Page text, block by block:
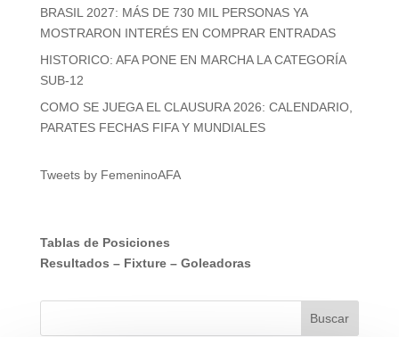
BRASIL 2027: MÁS DE 730 MIL PERSONAS YA
MOSTRARON INTERÉS EN COMPRAR ENTRADAS
HISTORICO: AFA PONE EN MARCHA LA CATEGORÍA
SUB-12
COMO SE JUEGA EL CLAUSURA 2026: CALENDARIO,
PARATES FECHAS FIFA Y MUNDIALES
Tweets by FemeninoAFA
Tablas de Posiciones
Resultados – Fixture– Goleadoras